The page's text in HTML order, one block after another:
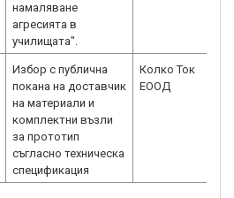
намаляване
агресията в
училищата".
Избор с публична
покана на доставчик
на материали и
комплектни възли
за прототип
съгласно техническа
спецификация
Колко Ток
ЕООД